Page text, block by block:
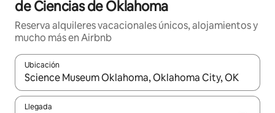
de Ciencias de Oklahoma
Reserva alquileres vacacionales únicos, alojamientos y
mucho más en Airbnb
Ubicación
Cuando los resultados estén disponibles, navega con las
Llegada